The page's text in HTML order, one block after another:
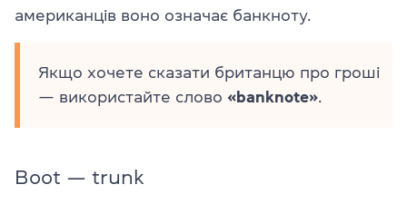
американців воно означає банкноту.
Якщо хочете сказати британцю про гроші
— використайте слово «banknote».
Boot — trunk